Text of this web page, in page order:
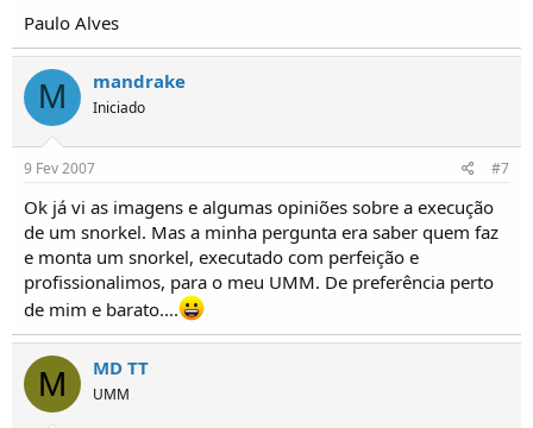
Paulo Alves
M mandrake
Iniciado
9 Fev 2007 #7
Ok já vi as imagens e algumas opiniões sobre a execução
de um snorkel. Mas a minha pergunta era saber quem faz
e monta um snorkel, executado com perfeição e
profissionalimos, para o meu UMM. De preferência perto
de mim e barato....
M MD TT
UMM